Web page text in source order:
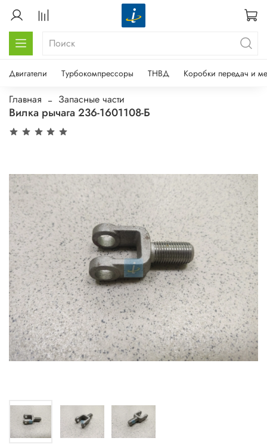
Двигатели Турбокомпрессоры ТНВД Коробки передач и
Главная Запасные части
Вилка рычага 236-1601108-Б